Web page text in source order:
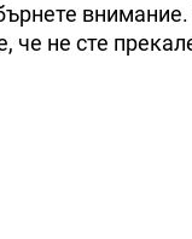
че не сте